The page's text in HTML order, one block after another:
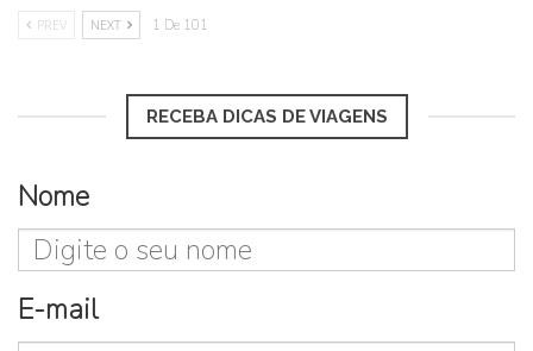
PREV NEXT 1 De 101
RECEBA DICAS DE VIAGENS
Nome
E-mail